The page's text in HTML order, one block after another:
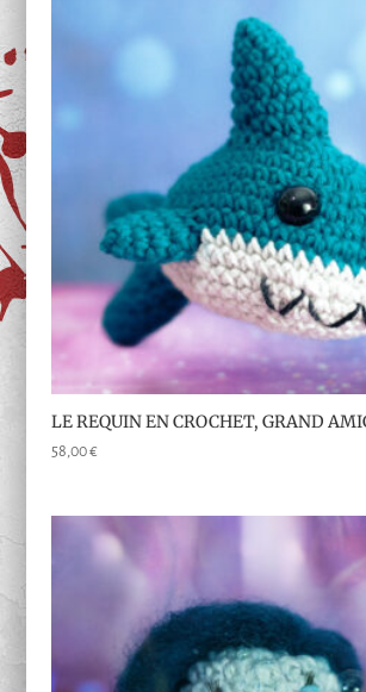
LE REQUIN EN CROCHET, GRAND
58,00€